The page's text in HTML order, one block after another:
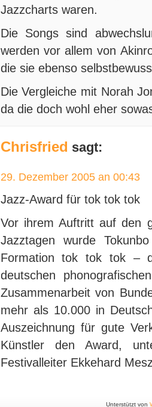
Jazzcharts waren.
Die Songs sind
werden vor allem von
die sie ebenso
Die Vergleiche mit Norah
da die doch wohl eher
Chrisfried sagt:
29. Dezember 2005 an 00:43
Jazz-Award für tok tok tok
Vor ihrem Auftritt auf den
Jazztagen wurde
Formation tok tok tok –
deutschen
Zusammenarbeit von
mehr als 10.000 in
Auszeichnung für gute
Künstler den Award,
Festivalleiter Ekkehard
Unterstützt von